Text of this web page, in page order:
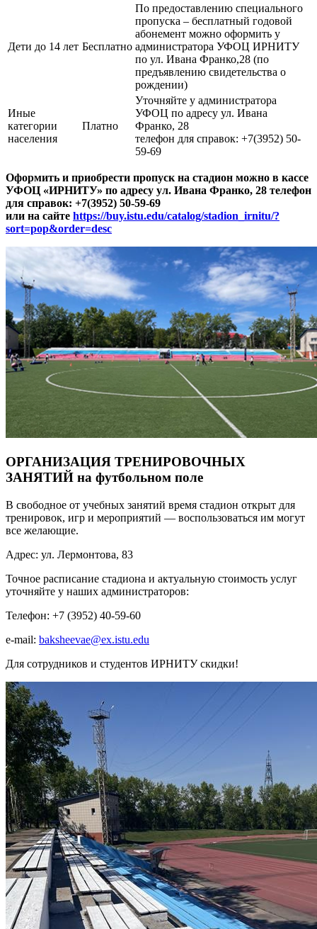
Дети до 14 лет Бесплатно
По предоставлению специального
пропуска – бесплатный годовой
абонемент можно оформить у
администратора УФОЦ ИРНИТУ
по ул. Ивана Франко,28 (по
предъявлению свидетельства о
рождении)
Иные
категории
населения
Платно
Уточняйте у администратора
УФОЦ по адресу ул. Ивана
Франко, 28
телефон для справок: +7(3952) 50-
59-69
Оформить и приобрести пропуск на стадион можно в кассе
УФОЦ «ИРНИТУ» по адресу ул. Ивана Франко, 28 телефон
для справок: +7(3952) 50-59-69
или на сайте https://buy.istu.edu/catalog/stadion_irnitu/?
sort=pop&order=desс
ОРГАНИЗАЦИЯ ТРЕНИРОВОЧНЫХ
ЗАНЯТИЙ на футбольном поле
В свободное от учебных занятий время стадион открыт для
тренировок, игр и мероприятий — воспользоваться им могут
все желающие.
Адрес: ул. Лермонтова, 83
Точное расписание стадиона и актуальную стоимость услуг
уточняйте у наших администраторов:
Телефон: +7 (3952) 40-59-60
e-mail: baksheevae@ex.istu.edu
Для сотрудников и студентов ИРНИТУ скидки!